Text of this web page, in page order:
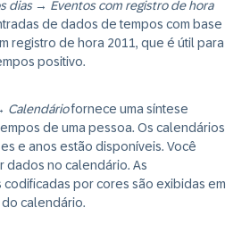
dias→ Eventos com registro de hora
de dados de tempos com base
registro de hora 2011, que é útil para
positivo.
Calendáriofornece uma síntese
de uma pessoa. Os calendários
e anos estão disponíveis. Você
dados no calendário. As
por cores são exibidas em
calendário.